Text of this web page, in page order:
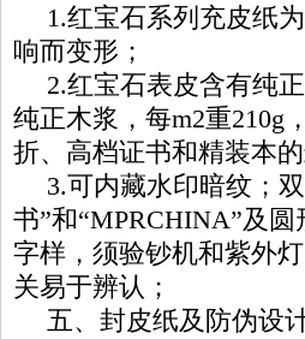
1.红宝石系列充皮纸
响而变形；
2.红宝石表皮含有纯
纯正木浆，每m2重210g
折、高档证书和精装本
3.可内藏水印暗纹；
书”和“MPRCHINA”及
字样，须验钞机和紫外
关易于辨认；
五、封皮纸及防伪设